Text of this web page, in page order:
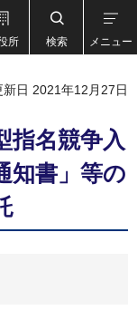
所 検索 メニュー
新日 2021年12月27日
指名競争入
知書」等の